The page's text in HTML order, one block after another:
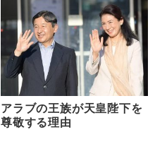
アラブの王族が天皇陛下を
尊敬する理由